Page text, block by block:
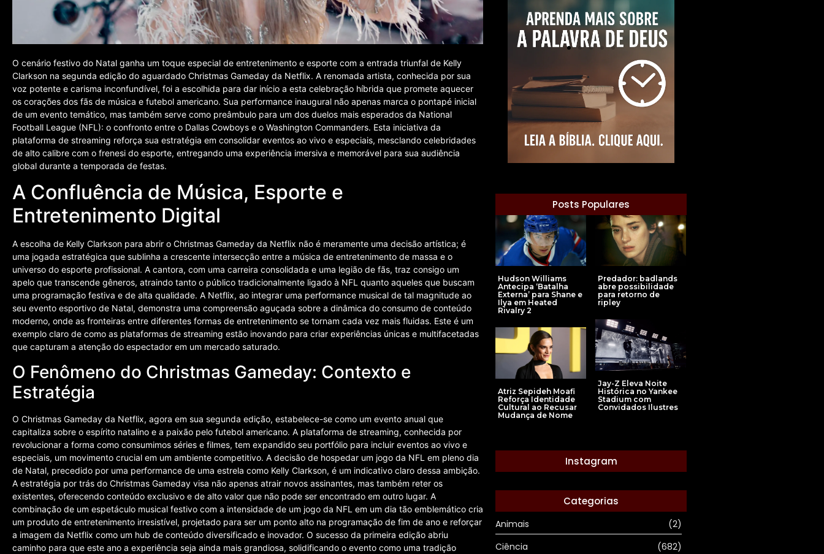
O cenário festivo do Natal ganha um toque especial de entretenimento e esporte com a entrada triunfal de Kelly
Clarkson na segunda edição do aguardado Christmas Gameday da Netflix. A renomada artista, conhecida por sua
voz potente e carisma inconfundível, foi a escolhida para dar início a esta celebração híbrida que promete aquecer
os corações dos fãs de música e futebol americano. Sua performance inaugural não apenas marca o pontapé inicial
de um evento temático, mas também serve como preâmbulo para um dos duelos mais esperados da National
Football League (NFL): o confronto entre o Dallas Cowboys e o Washington Commanders. Esta iniciativa da
plataforma de streaming reforça sua estratégia em consolidar eventos ao vivo e especiais, mesclando celebridades
de alto calibre com o frenesi do esporte, entregando uma experiência imersiva e memorável para sua audiência
global durante a temporada de festas.
A Confluência de Música, Esporte e
Entretenimento Digital
A escolha de Kelly Clarkson para abrir o Christmas Gameday da Netflix não é meramente uma decisão artística; é
uma jogada estratégica que sublinha a crescente intersecção entre a música de entretenimento de massa e o
universo do esporte profissional. A cantora, com uma carreira consolidada e uma legião de fãs, traz consigo um
apelo que transcende gêneros, atraindo tanto o público tradicionalmente ligado à NFL quanto aqueles que buscam
uma programação festiva e de alta qualidade. A Netflix, ao integrar uma performance musical de tal magnitude ao
seu evento esportivo de Natal, demonstra uma compreensão aguçada sobre a dinâmica do consumo de conteúdo
moderno, onde as fronteiras entre diferentes formas de entretenimento se tornam cada vez mais fluidas. Este é um
exemplo claro de como as plataformas de streaming estão inovando para criar experiências únicas e multifacetadas
que capturam a atenção do espectador em um mercado saturado.
O Fenômeno do Christmas Gameday: Contexto e
Estratégia
O Christmas Gameday da Netflix, agora em sua segunda edição, estabelece-se como um evento anual que
capitaliza sobre o espírito natalino e a paixão pelo futebol americano. A plataforma de streaming, conhecida por
revolucionar a forma como consumimos séries e filmes, tem expandido seu portfólio para incluir eventos ao vivo e
especiais, um movimento crucial em um ambiente competitivo. A decisão de hospedar um jogo da NFL em pleno dia
de Natal, precedido por uma performance de uma estrela como Kelly Clarkson, é um indicativo claro dessa ambição.
A estratégia por trás do Christmas Gameday visa não apenas atrair novos assinantes, mas também reter os
existentes, oferecendo conteúdo exclusivo e de alto valor que não pode ser encontrado em outro lugar. A
combinação de um espetáculo musical festivo com a intensidade de um jogo da NFL em um dia tão emblemático cria
um produto de entretenimento irresistível, projetado para ser um ponto alto na programação de fim de ano e reforçar
a imagem da Netflix como um hub de conteúdo diversificado e inovador. O sucesso da primeira edição abriu
caminho para que este ano a experiência seja ainda mais grandiosa, solidificando o evento como uma tradição
Posts Populares
Hudson Williams
Antecipa ‘Batalha
Externa’ para Shane e
Ilya em Heated
Rivalry 2
Predador: badlands
abre possibilidade
para retorno de
ripley
Jay-Z Eleva Noite
Histórica no Yankee
Stadium com
Convidados Ilustres
Atriz Sepideh Moafi
Reforça Identidade
Cultural ao Recusar
Mudança de Nome
Instagram
Categorias
Animais
(2)
Ciência
(682)